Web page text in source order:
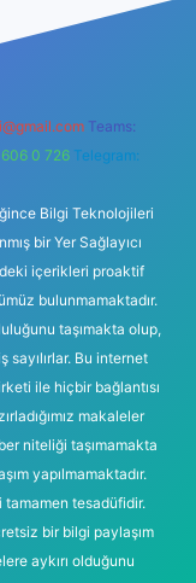
Teams:
0 726 Telegram:
Bilgi Teknolojileri
bir Yer Sağlayıcı
içerikleri proaktif
bulunmamaktadır.
taşımakta olup,
Bu internet
ile hiçbir bağlantısı
makaleler
niteliği taşımamakta
yapılmamaktadır.
tesadüfidir.
bir bilgi paylaşım
aykırı olduğunu